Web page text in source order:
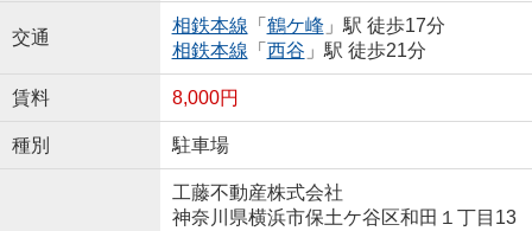
交通
相鉄本線 「 鶴ケ峰 」駅 徒歩17分
相鉄本線 「 西谷 」駅 徒歩21分
賃料 8,000円
種別 駐車場
工藤不動産株式会社
神奈川県横浜市保土ケ谷区和田１丁目13